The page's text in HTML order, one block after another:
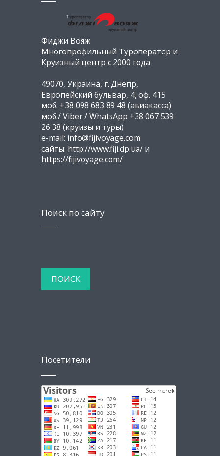
Фиджи Вояж
Многопрофильный Туроператор и
Круизный центр с 2000 года
49070, Украина, г. Днепр,
Европейский бульвар, 4, оф. 415
моб. +38 098 683 89 48 (авиакасса)
моб./ Viber / WhatsApp +38 067 539
26 38 (круизы и туры)
e-mail: info@fijivoyage.com
сайты: http://www.fiji.dp.ua/ и
https://fijivoyage.com/
Поиск по сайту
Посетители